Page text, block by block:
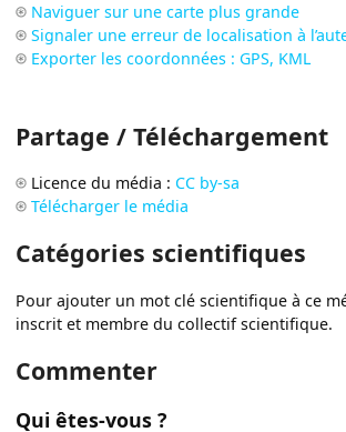
Naviguer sur une carte plus grande
Signaler une erreur de localisation à
Exporter les coordonnées : GPS, KML
Partage / Téléchargement
Licence du média : CC by-sa
Télécharger le média
Catégories scientifiques
Pour ajouter un mot clé scientifique à ce
inscrit et membre du collectif scientifique.
Commenter
Qui êtes-vous ?